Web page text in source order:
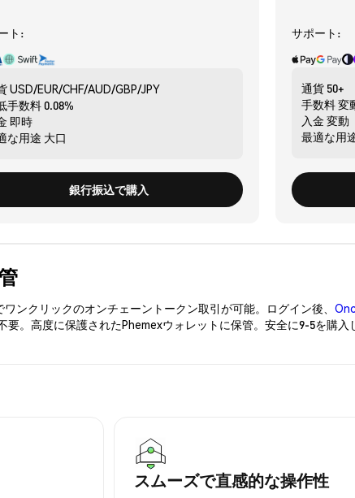
ト:
USD/EUR/CHF/AUD/GBP/JPY
手数料0.08%
即時
な用途 大口
銀行振込で購入
サポート:
通貨 50+
手数料変
入金 変動
最適な用
ンクリックのオンチェーントークン取引が可能。ログイン後、
。高度に保護されたPhemexウォレットに保管。安全に9-5を購入
スムーズで直感的な操作性